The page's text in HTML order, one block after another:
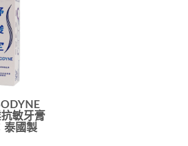
敏牙膏
泰國製